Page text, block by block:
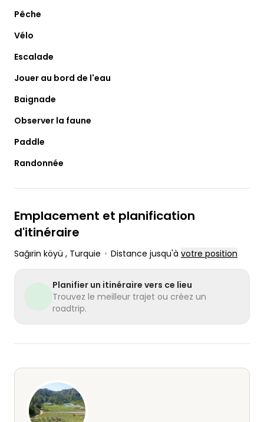
Pêche
Vélo
Escalade
Jouer au bord de l'eau
Baignade
Observer la faune
Paddle
Randonnée
Emplacement et planification
d'itinéraire
Sağırin köyü , Turquie • Distance jusqu'à votre position
Planifier un itinéraire vers ce lieu
Trouvez le meilleur trajet ou créez un
roadtrip.